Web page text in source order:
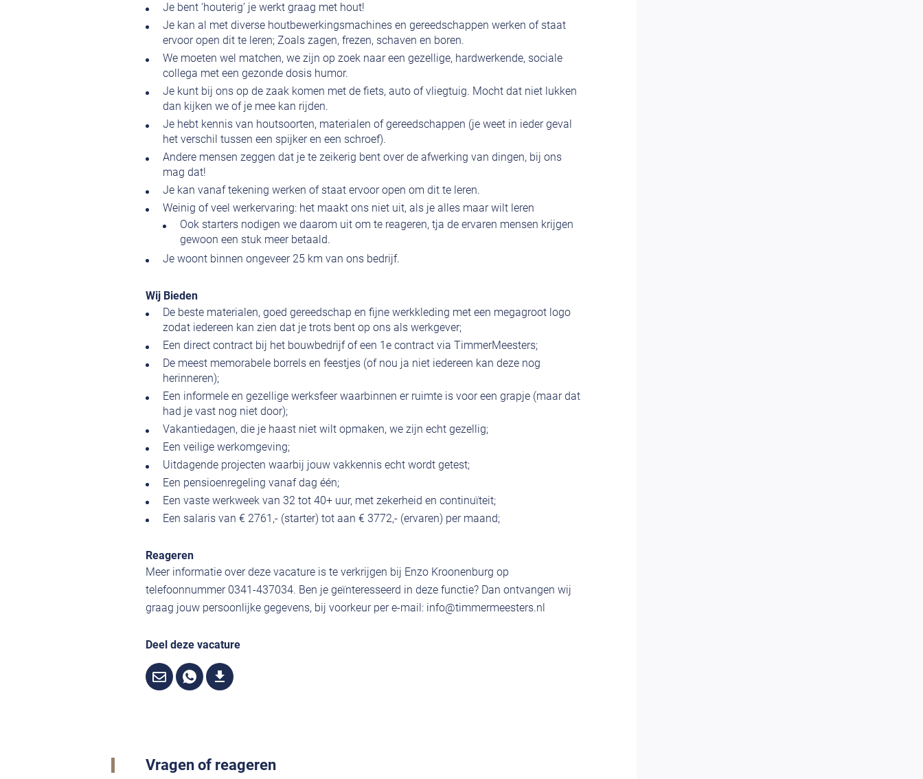
Je bent ‘houterig’ je werkt graag met hout!
Je kan al met diverse houtbewerkingsmachines en gereedschappen werken of staat
ervoor open dit te leren; Zoals zagen, frezen, schaven en boren.
We moeten wel matchen, we zijn op zoek naar een gezellige, hardwerkende, sociale
collega met een gezonde dosis humor.
Je kunt bij ons op de zaak komen met de fiets, auto of vliegtuig. Mocht dat niet lukken
dan kijken we of je mee kan rijden.
Je hebt kennis van houtsoorten, materialen of gereedschappen (je weet in ieder geval
het verschil tussen een spijker en een schroef).
Andere mensen zeggen dat je te zeikerig bent over de afwerking van dingen, bij ons
mag dat!
Je kan vanaf tekening werken of staat ervoor open om dit te leren.
Weinig of veel werkervaring: het maakt ons niet uit, als je alles maar wilt leren
Ook starters nodigen we daarom uit om te reageren, tja de ervaren mensen krijgen
gewoon een stuk meer betaald.
Je woont binnen ongeveer 25 km van ons bedrijf.
Wij Bieden
De beste materialen, goed gereedschap en fijne werkkleding met een megagroot logo
zodat iedereen kan zien dat je trots bent op ons als werkgever;
Een direct contract bij het bouwbedrijf of een 1e contract via TimmerMeesters;
De meest memorabele borrels en feestjes (of nou ja niet iedereen kan deze nog
herinneren);
Een informele en gezellige werksfeer waarbinnen er ruimte is voor een grapje (maar dat
had je vast nog niet door);
Vakantiedagen, die je haast niet wilt opmaken, we zijn echt gezellig;
Een veilige werkomgeving;
Uitdagende projecten waarbij jouw vakkennis echt wordt getest;
Een pensioenregeling vanaf dag één;
Een vaste werkweek van 32 tot 40+ uur, met zekerheid en continuïteit;
Een salaris van € 2761,- (starter) tot aan € 3772,- (ervaren) per maand;
Reageren
Meer informatie over deze vacature is te verkrijgen bij Enzo Kroonenburg op
telefoonnummer 0341-437034. Ben je geïnteresseerd in deze functie? Dan ontvangen wij
graag jouw persoonlijke gegevens, bij voorkeur per e-mail: info@timmermeesters.nl
Deel deze vacature
Vragen of reageren